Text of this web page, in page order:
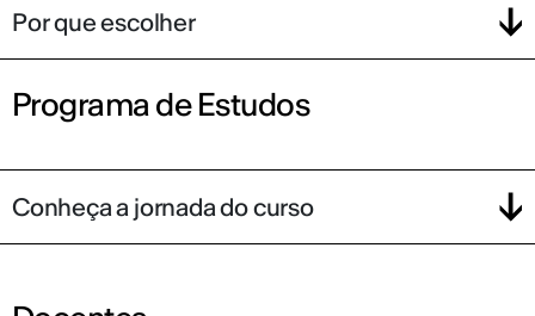
Por que escolher
Programa de Estudos
Conheça a jornada do curso